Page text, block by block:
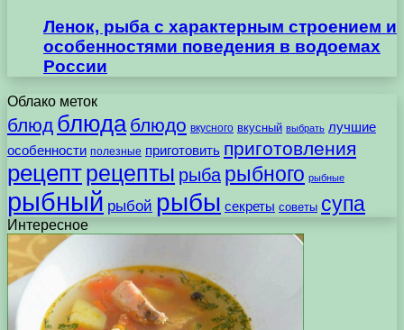
Ленок, рыба с характерным строением и
особенностями поведения в водоемах
России
Облако меток
блюд блюда блюдо вкусного вкусный выбрать лучшие
особенности полезные приготовить приготовления
рецептрецепты рыба рыбного рыбные
рыбный рыбой рыбы секреты советы супа
Интересное